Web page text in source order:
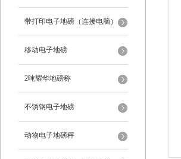
带打印电子地磅（连接电脑）
移动电子地磅
2吨耀华地磅称
不锈钢电子地磅
动物电子地磅秤